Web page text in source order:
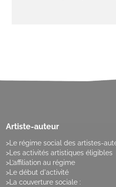
Artiste-auteur
Le régime social des artistes-
Les activités artistiques éligibles
L’affiliation au régime
Le début d'activité
La couverture sociale :